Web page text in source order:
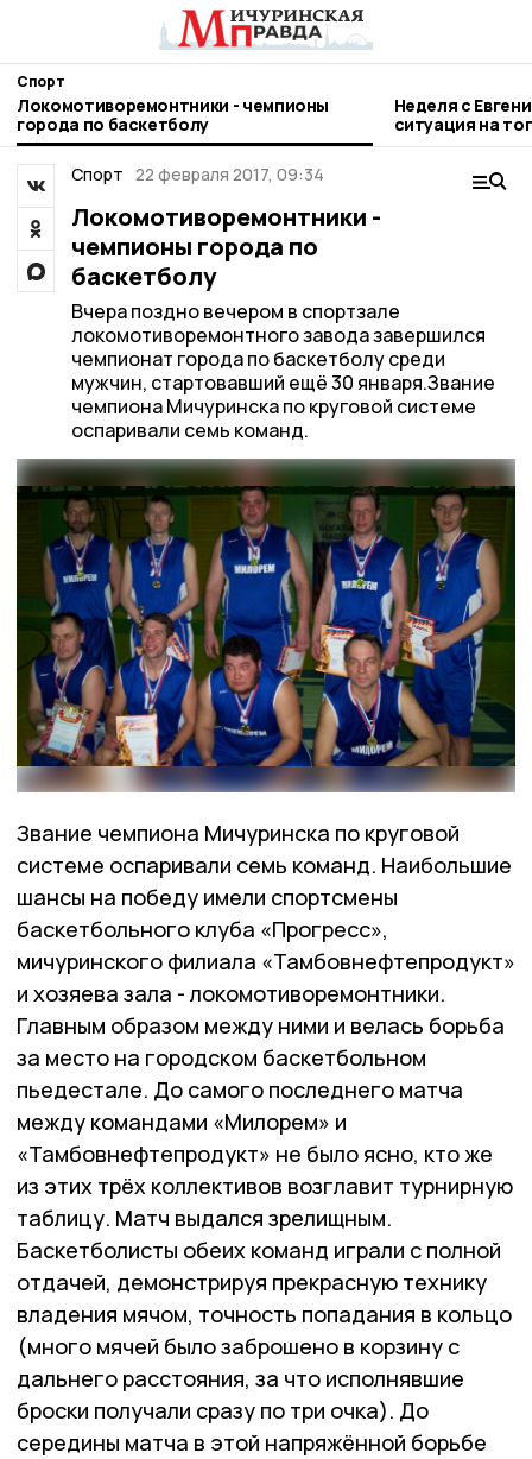
Спорт
Локомотиворемонтники - чемпионы
города по баскетболу
Неделя с
ситуация на
городе и
Спорт 22 февраля 2017, 09:34
Локомотиворемонтники -
чемпионы города по
баскетболу
Вчера поздно вечером в спортзале
локомотиворемонтного завода завершился
чемпионат города по баскетболу среди
мужчин, стартовавший ещё 30 января.Звание
чемпиона Мичуринска по круговой системе
оспаривали семь команд.
Звание чемпиона Мичуринска по круговой
системе оспаривали семь команд. Наибольшие
шансы на победу имели спортсмены
баскетбольного клуба «Прогресс»,
мичуринского филиала «Тамбовнефтепродукт»
и хозяева зала - локомотиворемонтники.
Главным образом между ними и велась борьба
за место на городском баскетбольном
пьедестале. До самого последнего матча
между командами «Милорем» и
«Тамбовнефтепродукт» не было ясно, кто же
из этих трёх коллективов возглавит турнирную
таблицу. Матч выдался зрелищным.
Баскетболисты обеих команд играли с полной
отдачей, демонстрируя прекрасную технику
владения мячом, точность попадания в кольцо
(много мячей было заброшено в корзину с
дальнего расстояния, за что исполнявшие
броски получали сразу по три очка). До
середины матча в этой напряжённой борьбе